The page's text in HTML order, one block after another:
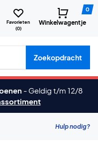
Favorieten
(0)
0
Winkelwagentje
etc.
Zoekopdracht
- Geldig t/m 12/8
Hulp nodig?